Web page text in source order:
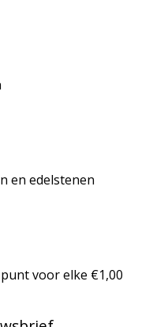
en edelstenen
voor elke €1,00